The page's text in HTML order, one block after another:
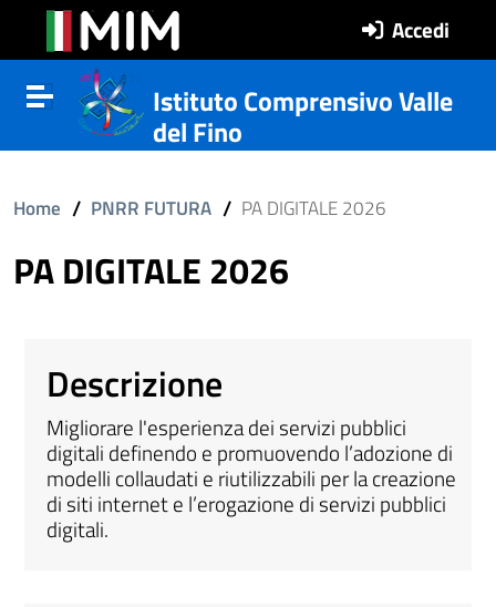
Vai al contenuto
Vail al menu di navigazione
Vai al footer
Accedi
Attiva disattiva la navigazione
del sito
Istituto Comprensivo Valle
del Fino
Home / PNRR FUTURA / PA DIGITALE 2026
PA DIGITALE 2026
Descrizione
Migliorare l'esperienza dei servizi pubblici
digitali definendo e promuovendo l’adozione di
modelli collaudati e riutilizzabili per la creazione
di siti internet e l’erogazione di servizi pubblici
digitali.